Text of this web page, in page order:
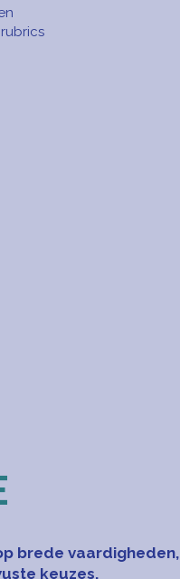
brede vaardigheden,
keuzes.